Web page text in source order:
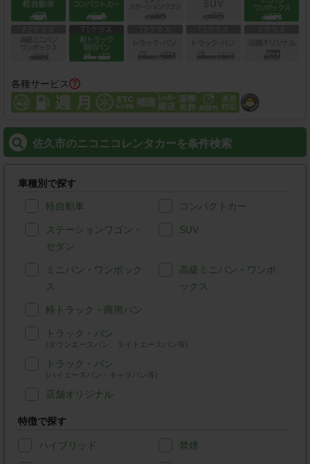
各種サービス
佐久市のニコニコレンタカーを条件検索
車種別で探す
軽自動車 コンパクトカー
ステーションワゴン・
セダン
SUV
ミニバン・ワンボック
ス
高級ミニバン・ワンボ
ックス
軽トラック・商用バン
トラック・バン
(タウンエースバン、ライトエースバン等)
トラック・バン
(ハイエースバン・キャラバン等)
店舗オリジナル
特徴で探す
ハイブリッド 禁煙